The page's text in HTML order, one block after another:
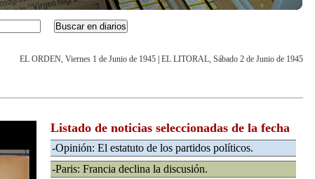
EL ORDEN, Viernes 1 de Junio de 1945 EL LITORAL, Sábado 2 de Junio de 1945
Listado de noticias seleccionadas de la fecha
-Opinión: El estatuto de los partidos políticos.
-Paris: Francia declina la discusión.